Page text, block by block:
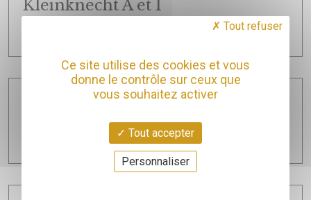
Kleinknecht A et I
Ce site utilise des cookies et vous
donne le contrôle sur ceux que
vous souhaitez activer
Tout accepter
Tout refuser
Personnaliser